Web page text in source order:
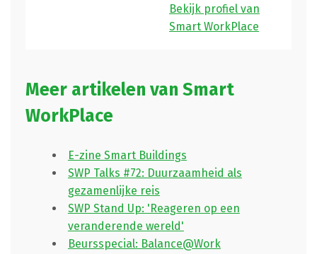
Bekijk profiel van
Smart WorkPlace
Meer artikelen van Smart
WorkPlace
E-zine Smart Buildings
SWP Talks #72: Duurzaamheid als
gezamenlijke reis
SWP Stand Up: 'Reageren op een
veranderende wereld'
Beursspecial: Balance@Work